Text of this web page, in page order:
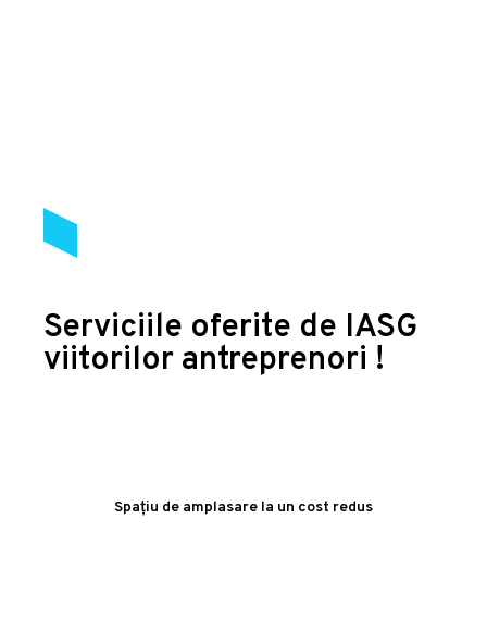
Serviciile oferite de IASG
viitorilor antreprenori !
Spațiu de amplasare la un cost redus